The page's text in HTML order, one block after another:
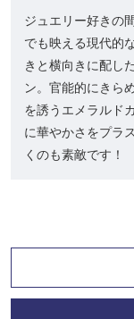
ジュエリー好きの
でも映える現代的
きと横向きに配し
ン。官能的にきら
を誘うエメラルド
に華やかさをプラ
くのも素敵です！